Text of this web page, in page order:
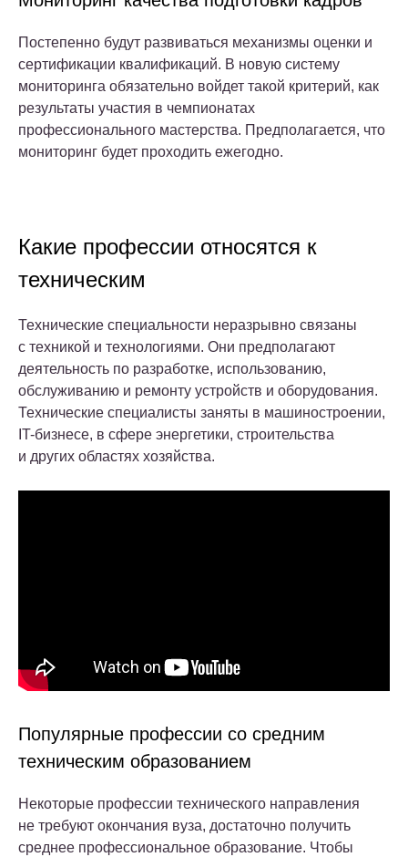
Постепенно будут развиваться механизмы оценки и
сертификации квалификаций. В новую систему
мониторинга обязательно войдет такой критерий, как
результаты участия в чемпионатах
профессионального мастерства. Предполагается, что
мониторинг будет проходить ежегодно.
Какие профессии относятся к
техническим
Технические специальности неразрывно связаны
с техникой и технологиями. Они предполагают
деятельность по разработке, использованию,
обслуживанию и ремонту устройств и оборудования.
Технические специалисты заняты в машиностроении,
IT-бизнесе, в сфере энергетики, строительства
и других областях хозяйства.
Популярные профессии со средним
техническим образованием
Некоторые профессии технического направления
не требуют окончания вуза, достаточно получить
среднее профессиональное образование. Чтобы